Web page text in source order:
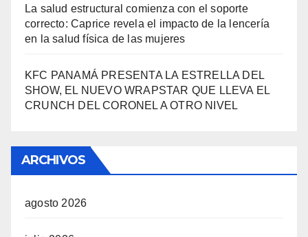
La salud estructural comienza con el soporte
correcto: Caprice revela el impacto de la lencería
en la salud física de las mujeres
KFC PANAMÁ PRESENTA LA ESTRELLA DEL
SHOW, EL NUEVO WRAPSTAR QUE LLEVA EL
CRUNCH DEL CORONEL A OTRO NIVEL
ARCHIVOS
agosto 2026